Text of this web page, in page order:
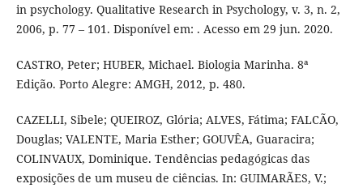
in psychology. Qualitative Research in Psychology, v. 3, n. 2,
2006, p. 77 – 101. Disponível em: . Acesso em 29 jun. 2020.
CASTRO, Peter; HUBER, Michael. Biologia Marinha. 8ª
Edição. Porto Alegre: AMGH, 2012, p. 480.
CAZELLI, Sibele; QUEIROZ, Glória; ALVES, Fátima; FALCÃO,
Douglas; VALENTE, Maria Esther; GOUVÊA, Guaracira;
COLINVAUX, Dominique. Tendências pedagógicas das
exposições de um museu de ciências. In: GUIMARÃES, V.;